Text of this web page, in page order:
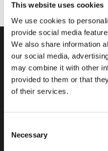
This website uses cookies
We use cookies to
provide social media
We also share information
our social media,
may combine it with other
provided to them or that
of their services.
Selection
Necessary